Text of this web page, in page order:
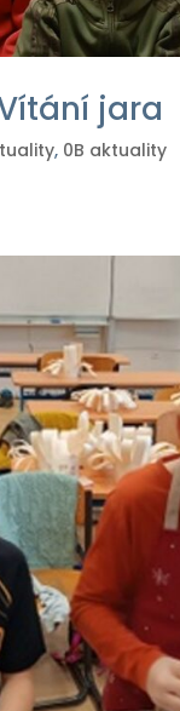
jara
, 0B aktuality